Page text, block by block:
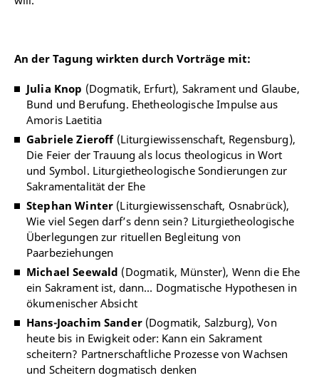
An der Tagung wirkten durch Vorträge mit:
Julia Knop (Dogmatik, Erfurt), Sakrament und Glaube,
Bund und Berufung. Ehetheologische Impulse aus
Amoris Laetitia
Gabriele Zieroff(Liturgiewissenschaft, Regensburg),
Die Feier der Trauung als locus theologicus in Wort
und Symbol. Liturgietheologische Sondierungen zur
Sakramentalität der Ehe
Stephan Winter (Liturgiewissenschaft, Osnabrück),
Wie viel Segen darf’s denn sein? Liturgietheologische
Überlegungen zur rituellen Begleitung von
Paarbeziehungen
Michael Seewald (Dogmatik, Münster), Wenn die Ehe
ein Sakrament ist, dann… Dogmatische Hypothesen in
ökumenischer Absicht
Hans-Joachim Sander(Dogmatik, Salzburg), Von
heute bis in Ewigkeit oder: Kann ein Sakrament
scheitern? Partnerschaftliche Prozesse von Wachsen
und Scheitern dogmatisch denken